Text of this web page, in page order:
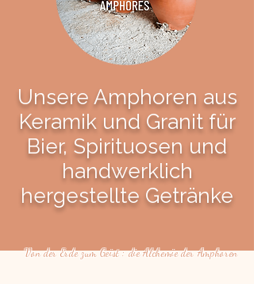
Unsere Amphoren aus
Keramik und Granit für
Bier, Spirituosen und
handwerklich
hergestellte Getränke
Von der Erde zum Geist : die Alchemie der Amphoren